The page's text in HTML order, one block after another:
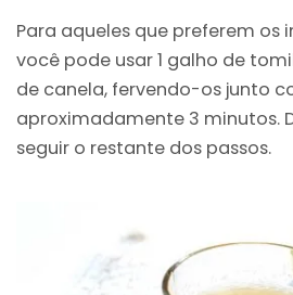
Para aqueles que preferem os
você pode usar 1 galho de
de canela, fervendo-os junto
aproximadamente 3 minutos.
seguir o restante dos passos.